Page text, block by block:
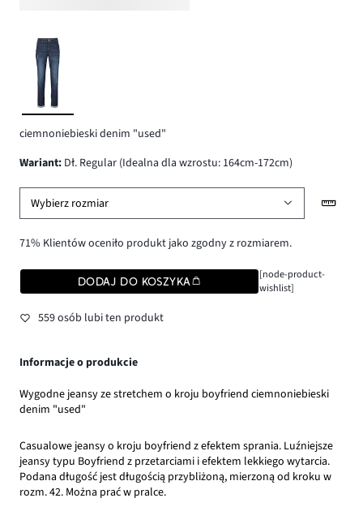
ciemnoniebieski denim "used"
wariant: Dł. Regular (Idealna dla wzrostu: 164cm-172cm)
Wybierz rozmiar
71% Klientów oceniło produkt jako zgodny z rozmiarem.
DODAJ DO KOSZYKA
[node-product-
wishlist]
559 osób lubi ten produkt
Informacje o produkcie
Wygodne jeansy ze stretchem o kroju boyfriend ciemnoniebieski
denim "used"
Casualowe jeansy o kroju boyfriend z efektem sprania. Luźniejsze
jeansy typu Boyfriend z przetarciami i efektem lekkiego wytarcia.
Podana długość jest długością przybliżoną, mierzoną od kroku w
rozm. 42. Można prać w pralce.